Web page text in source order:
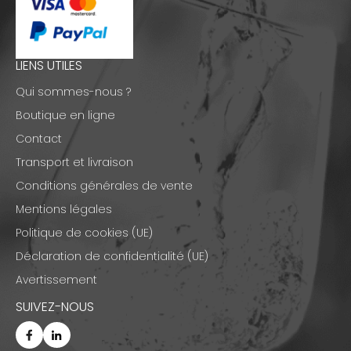
LIENS UTILES
Qui sommes-nous ?
Boutique en ligne
Contact
Transport et livraison
Conditions générales de vente
Mentions légales
Politique de cookies (UE)
Déclaration de confidentialité (UE)
Avertissement
SUIVEZ-NOUS